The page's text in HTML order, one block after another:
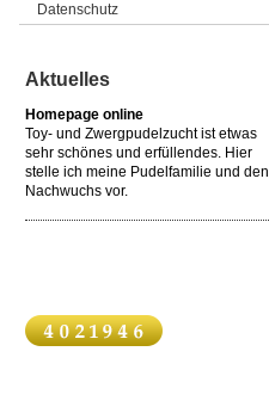
Datenschutz
Aktuelles
Homepage online
Toy- und Zwergpudelzucht ist etwas
sehr schönes und erfüllendes. Hier
stelle ich meine Pudelfamilie und den
Nachwuchs vor.